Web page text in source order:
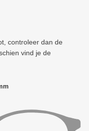
controleer dan de
vind je de